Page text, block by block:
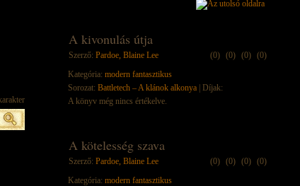
A kivonulás útja
Szerző: Pardoe, Blaine Lee (0) (0) (0) (0)
Kategória: modern fantasztikus
Sorozat: Battletech – A klánok alkonya| Díjak:
A könyv még nincs értékelve.
A kötelesség szava
Szerző: Pardoe, Blaine Lee (0) (0) (0) (0)
Kategória: modern fantasztikus